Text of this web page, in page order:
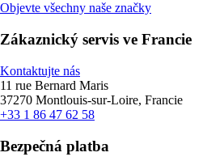
Objevte všechny naše značky
Zákaznický servis ve Francie
Kontaktujte nás
11 rue Bernard Maris
37270 Montlouis-sur-Loire, Francie
+33 1 86 47 62 58
Bezpečná platba